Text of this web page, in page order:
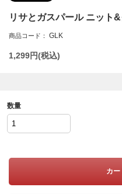
リサとガスパール ニット
商品コード： GLK
1,299円(税込)
数量
カー